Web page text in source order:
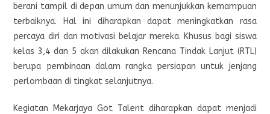
berani tampil di depan umum dan menunjukkan kemampuan
terbaiknya. Hal ini diharapkan dapat meningkatkan rasa
percaya diri dan motivasi belajar mereka. Khusus bagi siswa
kelas 3,4 dan 5 akan dilakukan Rencana Tindak Lanjut (RTL)
berupa pembinaan dalam rangka persiapan untuk jenjang
perlombaan di tingkat selanjutnya.
Kegiatan Mekarjaya Got Talent diharapkan dapat menjadi